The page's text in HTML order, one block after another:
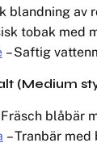
blandning av
tobak med
– Saftig
(Medium
Fräsch blåbär
– Tranbär